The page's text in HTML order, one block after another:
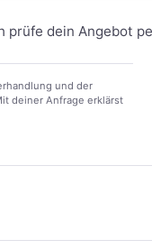
prüfe dein Angebot
und der
deiner Anfrage erklärst